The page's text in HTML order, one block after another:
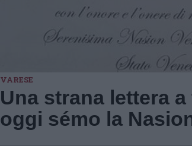
VARESE
Una strana lettera
oggi sémo la